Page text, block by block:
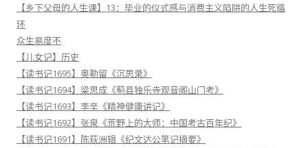
【乡下父母的人生课】13：毕业的仪式感与消费主义陷阱的人生死循
环
众生易度不
【儿女记】历史
【读书记1695】奥勒留《沉思录》
【读书记1694】梁思成《蓟县独乐寺观音阁山门考》
【读书记1693】李辛《精神健康讲记》
【读书记1692】张泉《荒野上的大师：中国考古百年纪》
【读书记1691】陈荻洲辑《纪文达公笔记摘要》